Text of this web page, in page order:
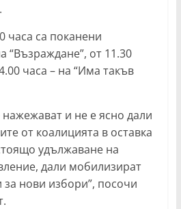
часа са поканени
“Възраждане”, от 11.30
часа – на “Има такъв
нажежават и не е ясно дали
от коалицията в оставка
удължаване на
дали мобилизират
за нови избори”, посочи